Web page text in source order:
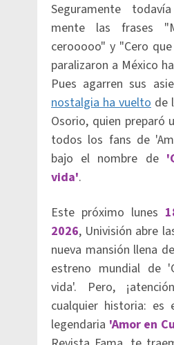
Seguramente
mente las frases
cerooooo" y "Cero
paralizaron a México
Pues agarren sus
nostalgia ha vuelto de
Osorio, quien preparó
todos los fans de
bajo el nombre de
vida'.
Este próximo lunes
2026, Univisión abre
nueva mansión llena
estreno mundial de
vida'. Pero,
cualquier historia: es
legendaria 'Amor en